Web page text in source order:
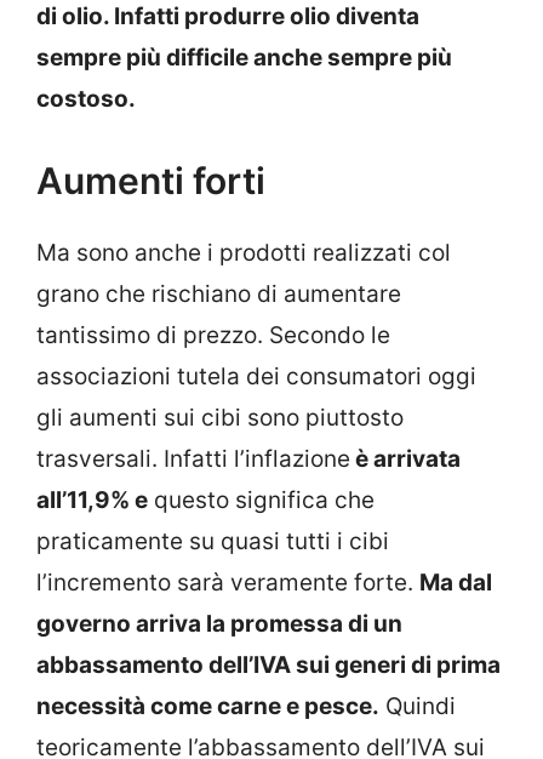
di olio. Infatti produrre olio diventa
sempre più difficile anche sempre più
costoso.
Aumenti forti
Ma sono anche i prodotti realizzati col
grano che rischiano di aumentare
tantissimo di prezzo. Secondo le
associazioni tutela dei consumatori oggi
gli aumenti sui cibi sono piuttosto
trasversali. Infatti l’inflazione è arrivata
all’11,9% e questo significa che
praticamente su quasi tutti i cibi
l’incremento sarà veramente forte. Ma dal
governo arriva la promessa di un
abbassamento dell’IVA sui generi di prima
necessità come carne e pesce. Quindi
teoricamente l’abbassamento dell’IVA sui